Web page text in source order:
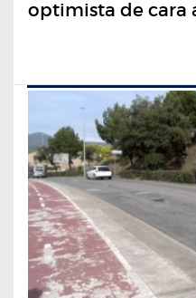
optimista de cara